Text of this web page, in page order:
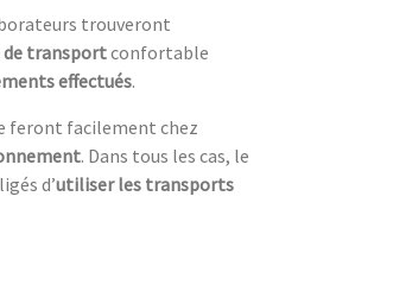
trouveront
de transportconfortable
effectués.
feront facilement chez
. Dans tous les cas, le
d’utiliser les transports